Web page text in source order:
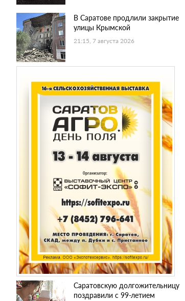
В Саратове продлили закрытие
улицы Крымской
21:15, 7 августа 2026
Саратовскую долгожительницу
поздравили с 99-летием